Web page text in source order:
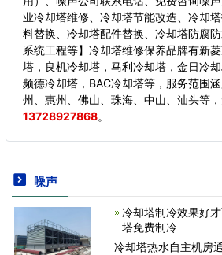
业冷却塔维修、冷却塔节能改造、冷却
料替换、冷却塔配件替换、冷却塔防腐
系统工程等】冷却塔维修保养品牌有新
塔，良机冷却塔，马利冷却塔，金日冷
频德冷却塔，BAC冷却塔等，服务范围
州、惠州、佛山、珠海、中山、汕头等，
13728927868。
噪声
冷却塔制冷效果好
塔免费制冷
冷却塔热水自主机房